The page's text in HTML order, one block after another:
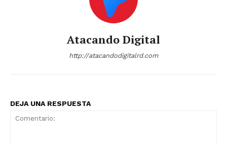
Atacando Digital
http://atacandodigitalrd.com
DEJA UNA RESPUESTA